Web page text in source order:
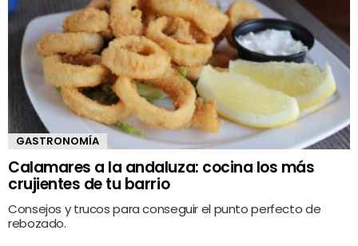
GASTRONOMÍA
Calamares a la andaluza: cocina los más
crujientes de tu barrio
Consejos y trucos para conseguir el punto perfecto de
rebozado.